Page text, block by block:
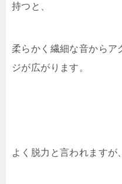
持つと、
柔らかく繊細な音からア
ジが広がります。
よく脱力と言われますが